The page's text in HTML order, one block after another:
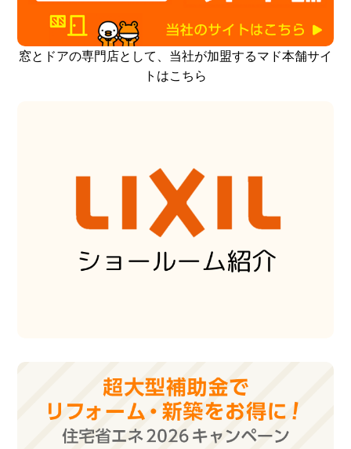
窓とドアの専門店として、当社が加盟するマド本舗サイ
トはこちら